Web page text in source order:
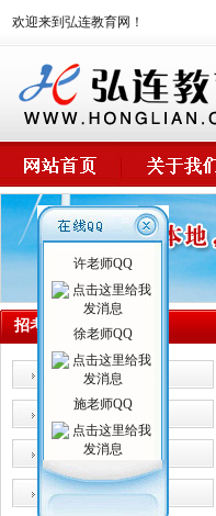
欢迎来到弘连教育网！
招考公告
公 务 员
事业单位
卫生系统
教师招考
许老师QQ
徐老师QQ
施老师QQ